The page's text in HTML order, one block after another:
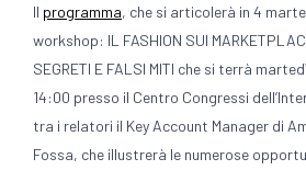
Il programma, che si articolerà in 4
workshop: IL FASHION SUI
SEGRETI E FALSI MITI che si terrà
14:00 presso il Centro Congressi
tra i relatori il Key Account Manager di
Fossa, che illustrerà le numerose